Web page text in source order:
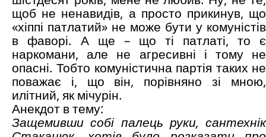
щоб не ненавидів, а просто прикинув, що
«хіппі патлатий» не може бути у комуністів
в фаворі. А ще – що ті патлаті, то є
наркомани, але не агресивні і тому не
опасні. Тобто комуністична партія таких не
поважає і, що він, порівняно зі мною,
илітний, як мічурін.
Анекдот в тему:
Защемивши собі палець руки, сантехнік